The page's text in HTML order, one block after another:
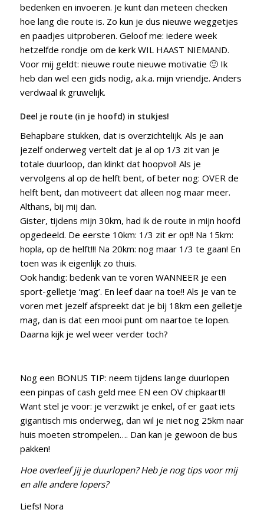
bedenken en invoeren. Je kunt dan meteen checken
hoe lang die route is. Zo kun je dus nieuwe weggetjes
en paadjes uitproberen. Geloof me: iedere week
hetzelfde rondje om de kerk WIL HAAST NIEMAND.
Voor mij geldt: nieuwe route nieuwe motivatie 🙂 Ik
heb dan wel een gids nodig, a.k.a. mijn vriendje. Anders
verdwaal ik gruwelijk.
Deel je route (in je hoofd) in stukjes!
Behapbare stukken, dat is overzichtelijk. Als je aan
jezelf onderweg vertelt dat je al op 1/3 zit van je
totale duurloop, dan klinkt dat hoopvol! Als je
vervolgens al op de helft bent, of beter nog: OVER de
helft bent, dan motiveert dat alleen nog maar meer.
Althans, bij mij dan.
Gister, tijdens mijn 30km, had ik de route in mijn hoofd
opgedeeld. De eerste 10km: 1/3 zit er op!! Na 15km:
hopla, op de helft!!! Na 20km: nog maar 1/3 te gaan! En
toen was ik eigenlijk zo thuis.
Ook handig: bedenk van te voren WANNEER je een
sport-gelletje ‘mag’. En leef daar na toe!! Als je van te
voren met jezelf afspreekt dat je bij 18km een gelletje
mag, dan is dat een mooi punt om naartoe te lopen.
Daarna kijk je wel weer verder toch?
Nog een BONUS TIP: neem tijdens lange duurlopen
een pinpas of cash geld mee EN een OV chipkaart!!
Want stel je voor: je verzwikt je enkel, of er gaat iets
gigantisch mis onderweg, dan wil je niet nog 25km naar
huis moeten strompelen…. Dan kan je gewoon de bus
pakken!
Hoe overleef jij je duurlopen? Heb je nog tips voor mij
en alle andere lopers?
Liefs! Nora